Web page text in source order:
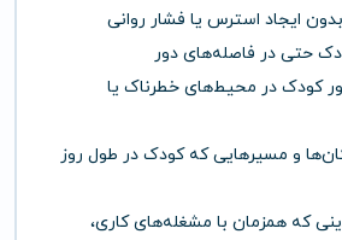
ایجاد استرس یا فشار روانی
حتی در فاصله‌های دور
کودک در محیط‌های خطرناک یا
و مسیرهایی که کودک در طول روز
که همزمان با مشغله‌های کاری،